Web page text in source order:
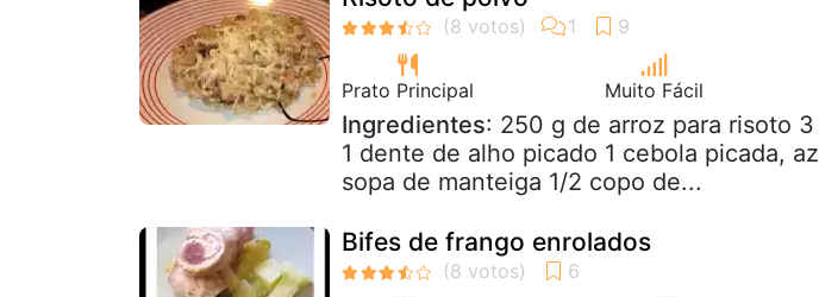
Prato Principal Muito Fácil
Ingredientes: 250 g de arroz para risoto
1 dente de alho picado 1 cebola picada,
sopa de manteiga 1/2 copo de...
Bifes de frango enrolados